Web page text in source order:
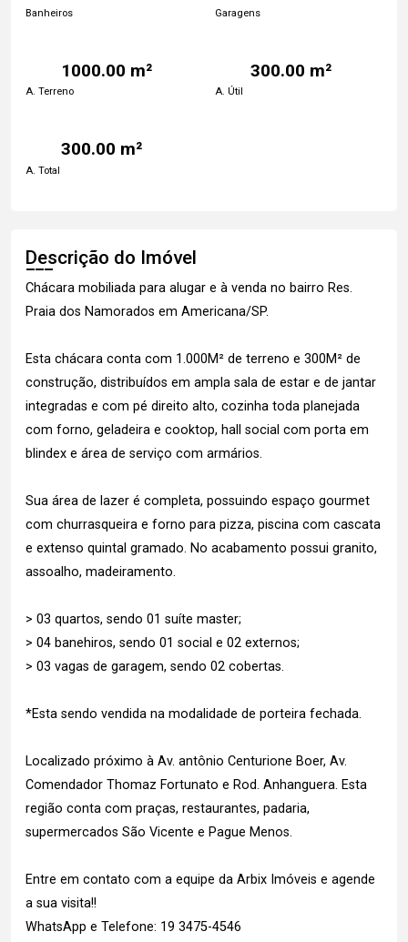
Banheiros Garagens
1000.00 m²
A. Terreno
300.00 m²
A. Útil
300.00 m²
A. Total
Descrição do Imóvel
Chácara mobiliada para alugar e à venda no bairro Res.
Praia dos Namorados em Americana/SP.
Esta chácara conta com 1.000M² de terreno e 300M² de
construção, distribuídos em ampla sala de estar e de jantar
integradas e com pé direito alto, cozinha toda planejada
com forno, geladeira e cooktop, hall social com porta em
blindex e área de serviço com armários.
Sua área de lazer é completa, possuindo espaço gourmet
com churrasqueira e forno para pizza, piscina com cascata
e extenso quintal gramado. No acabamento possui granito,
assoalho, madeiramento.
> 03 quartos, sendo 01 suíte master;
> 04 banehiros, sendo 01 social e 02 externos;
> 03 vagas de garagem, sendo 02 cobertas.
*Esta sendo vendida na modalidade de porteira fechada.
Localizado próximo à Av. antônio Centurione Boer, Av.
Comendador Thomaz Fortunato e Rod. Anhanguera. Esta
região conta com praças, restaurantes, padaria,
supermercados São Vicente e Pague Menos.
Entre em contato com a equipe da Arbix Imóveis e agende
a sua visita!!
WhatsApp e Telefone: 19 3475-4546